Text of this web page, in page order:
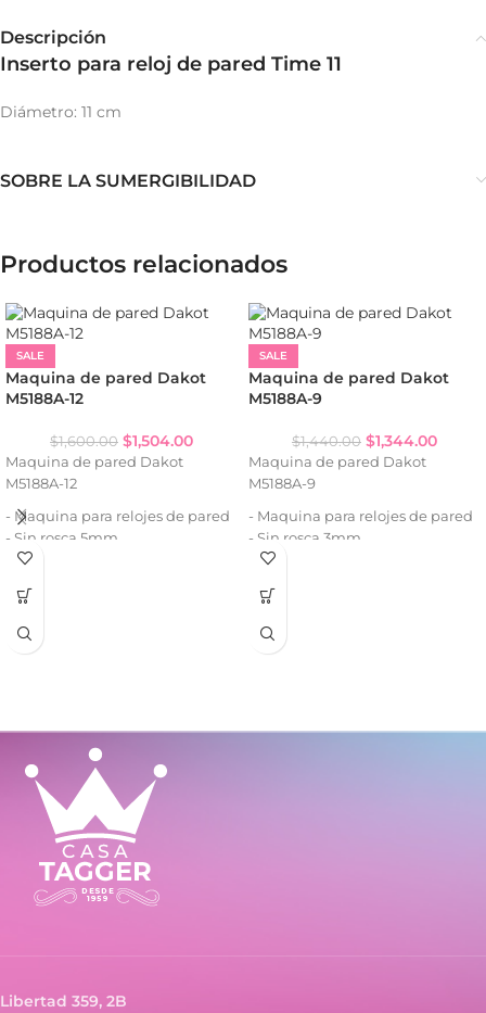
Descripción
Inserto para reloj de pared Time 11
Diámetro: 11 cm
SOBRE LA SUMERGIBILIDAD
Productos relacionados
SALE
Maquina de pared Dakot
M5188A-12
$1,600.00 $1,504.00
Maquina de pared Dakot
M5188A-12
- Maquina para relojes de pared
- Sin rosca 5mm.
SALE
Maquina de pared Dakot
M5188A-9
$1,440.00 $1,344.00
Maquina de pared Dakot
M5188A-9
- Maquina para relojes de pared
- Sin rosca 3mm.
Libertad 359, 2B